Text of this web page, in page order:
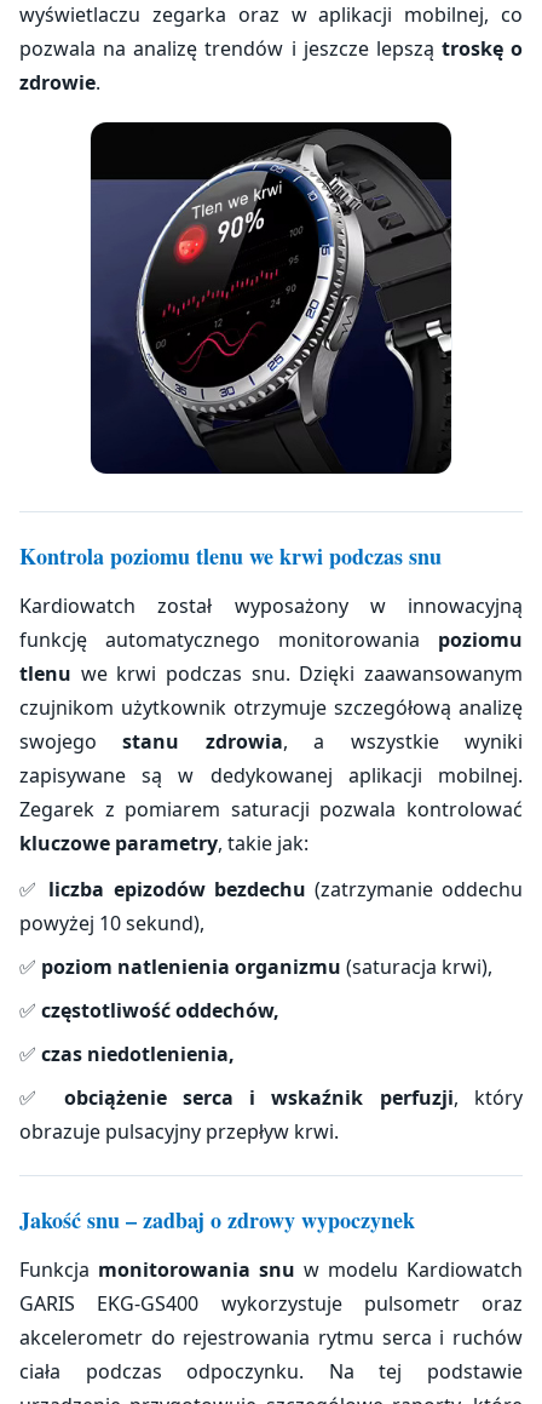
wyświetlaczu zegarka oraz w aplikacji mobilnej, co
pozwala na analizę trendów i jeszcze lepszą troskę o
zdrowie.
Kontrola poziomu tlenu we krwi podczas snu
Kardiowatch został wyposażony w innowacyjną
funkcję automatycznego monitorowania poziomu
tlenu we krwi podczas snu. Dzięki zaawansowanym
czujnikom użytkownik otrzymuje szczegółową analizę
swojegostanu zdrowia, a wszystkie wyniki
zapisywane są w dedykowanej aplikacji mobilnej.
Zegarek z pomiarem saturacji pozwala kontrolować
kluczowe parametry, takie jak:
✅ liczba epizodów bezdechu (zatrzymanie oddechu
powyżej 10 sekund),
✅ poziom natlenienia organizmu (saturacja krwi),
✅ częstotliwość oddechów,
✅ czas niedotlenienia,
✅ obciążenie serca i wskaźnik perfuzji, który
obrazuje pulsacyjny przepływ krwi.
Jakość snu – zadbaj o zdrowy wypoczynek
Funkcja monitorowania snu w modelu Kardiowatch
GARIS EKG-GS400 wykorzystuje pulsometr oraz
akcelerometr do rejestrowania rytmu serca i ruchów
ciała podczas odpoczynku. Na tej podstawie